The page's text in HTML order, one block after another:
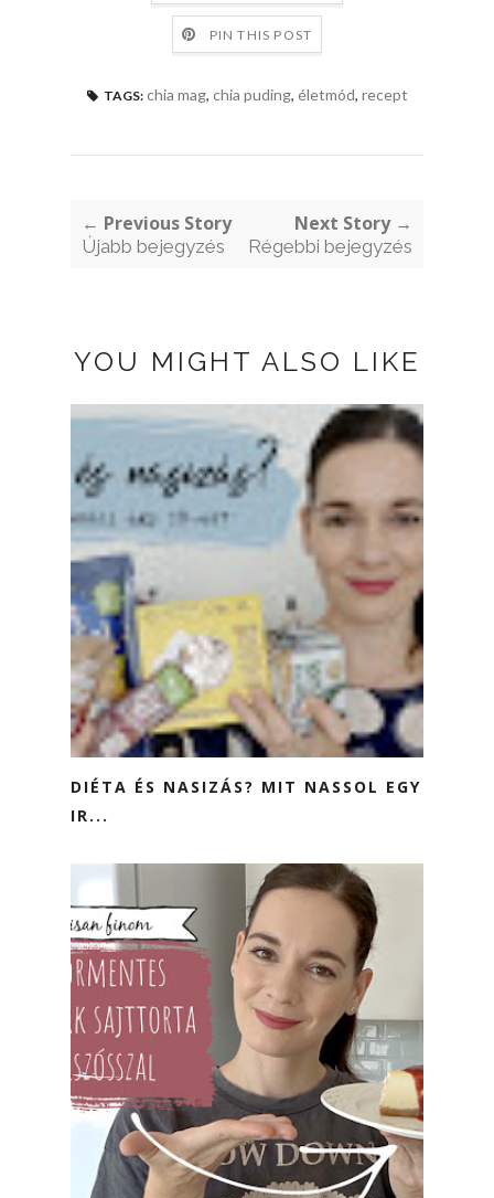
PIN THIS POST
TAGS: chia mag, chia puding, életmód, recept
← Previous Story
Újabb bejegyzés
Next Story →
Régebbi bejegyzés
YOU MIGHT ALSO LIKE
DIÉTA ÉS NASIZÁS? MIT NASSOL EGY
IR...